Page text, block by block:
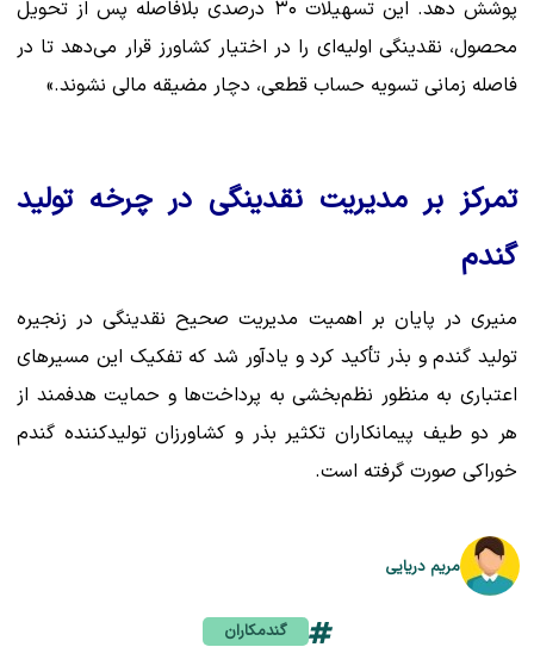
پوشش دهد. این تسهیلات ۳۰ درصدی بلافاصله پس از تحویل
محصول، نقدینگی اولیه‌ای را در اختیار کشاورز قرار می‌دهد تا در
فاصله‌ زمانی تسویه حساب قطعی، دچار مضیقه مالی نشوند.»
تمرکز بر مدیریت نقدینگی در چرخه تولید
گندم
منیری در پایان بر اهمیت مدیریت صحیح نقدینگی در زنجیره
تولید گندم و بذر تأکید کرد و یادآور شد که تفکیک این مسیرهای
اعتباری به منظور نظم‌بخشی به پرداخت‌ها و حمایت هدفمند از
هر دو طیف پیمانکاران تکثیر بذر و کشاورزان تولیدکننده گندم
خوراکی صورت گرفته است.
مریم دریایی
گندمکاران